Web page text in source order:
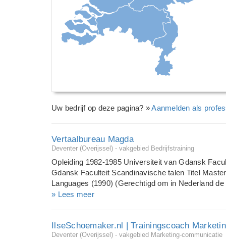
Uw bedrijf op deze pagina? »Aanmelden als
Vertaalbureau Magda
Deventer (Overijssel) - vakgebied Bedrijfstraining
Opleiding 1982-1985 Universiteit van Gdansk
Gdansk Faculteit Scandinavische talen Titel
Languages (1990) (Gerechtigd om in Nederland
Managers Training Foundation-diploma in
Marketing and Management behaald 2002
Communicatiewetenschappen VU Amsterdam
» Lees meer
IlseSchoemaker.nl | Trainingscoach
Deventer (Overijssel) - vakgebied Marketing-communicatie